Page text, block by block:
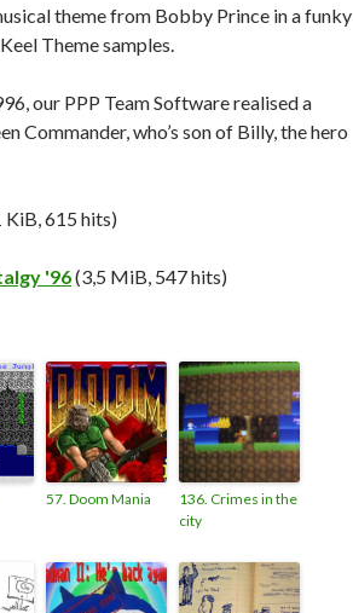
theme from Bobby Prince in a funky
Theme samples.
our PPP Team Software realised a
Commander, who’s son of Billy, the hero
KiB, 615 hits)
'96(3,5 MiB, 547 hits)
57. Doom Mania
136. Crimes in the
city